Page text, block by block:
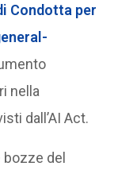
Condotta per
nella
dall’AI Act.
bozze del